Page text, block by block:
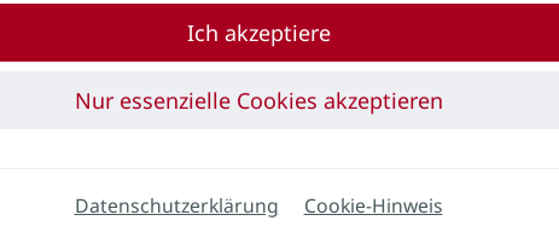
Ich akzeptiere
Nur essenzielle Cookies akzeptieren
Datenschutzerklärung Cookie-Hinweis